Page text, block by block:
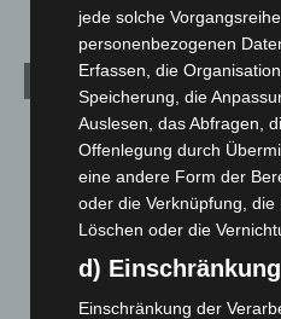
Kategorien
Blaulicht
Corona-News
Hannover und Region
Langenhagen und Ortsteile
Leserbriefe
jede solche
personenbezogenen
Erfassen, die
Speicherung, die
Auslesen, das Abfragen,
Offenlegung durch
eine andere Form der
oder die Verknüpfung,
Löschen oder die
d)
Einschränkung der